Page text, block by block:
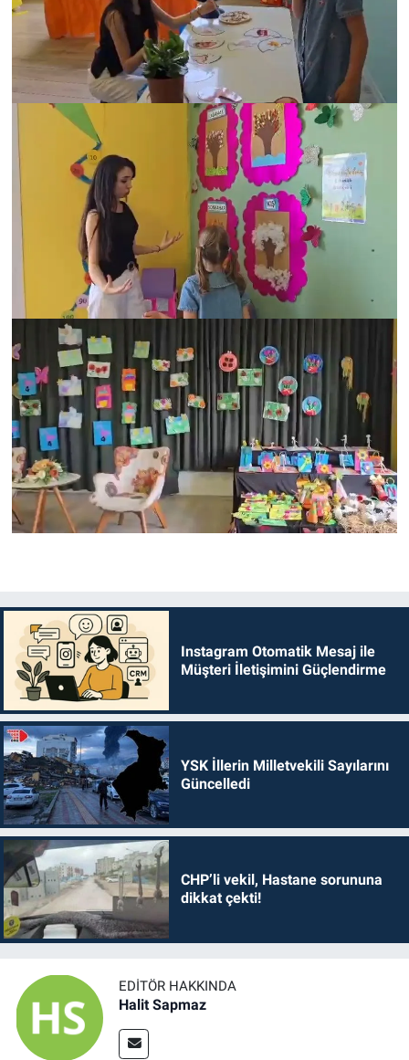
Instagram Otomatik Mesaj ile
Müşteri İletişimini Güçlendirme
YSK İllerin Milletvekili Sayılarını
Güncelledi
CHP’li vekil, Hastane sorununa
dikkat çekti!
EDITÖR HAKKINDA
Halit Sapmaz